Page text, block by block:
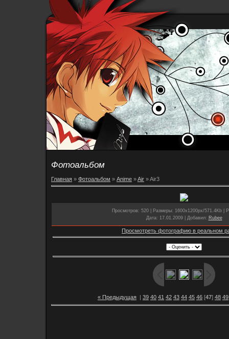
Фотоальбом
Главная » Фотоальбом » Anime »Air » Air3
Просмотров: 520 | Размеры: 1600x1200px/571.4Kb |
Дата: 17.01.2009 | Добавил: Rubee
Просмотреть фотографию в реальном
« Предыдущая | 39 40 41 42 43 44 45 46 [47] 48 49